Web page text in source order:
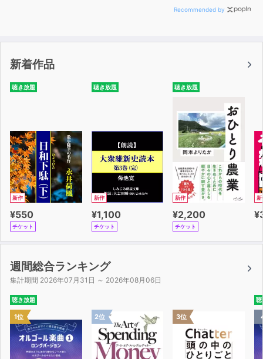
Recommended by
新着作品
聴き放題
新作
¥550
チケット
聴き放題
新作
¥1,100
チケット
聴き放題
新作
¥2,200
チケット
新
週間総合ランキング
集計期間 2026年07月31日 ～ 2026年08月06日
聴き放題
1位 2位 3位
聴